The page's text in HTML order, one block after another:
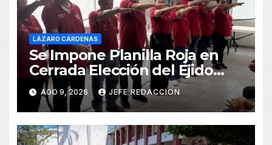
LÁZARO CÁRDENAS
Se Impone Planilla Roja en
Cerrada Elección del Ejido
Melchor Ocampo en Lázaro
Cárdenas
AGO 9, 2026 JEFE REDACCION